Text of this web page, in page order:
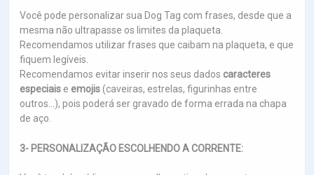
Você pode personalizar sua Dog Tag com frases, desde que a
mesma não ultrapasse os limites da plaqueta.
Recomendamos utilizar frases que caibam na plaqueta, e que
fiquem legíveis.
Recomendamos evitar inserir nos seus dados caracteres
especiais e emojis(caveiras, estrelas, figurinhas entre
outros...), pois poderá ser gravado de forma errada na chapa
de aço.
3- PERSONALIZAÇÃO ESCOLHENDO A CORRENTE: